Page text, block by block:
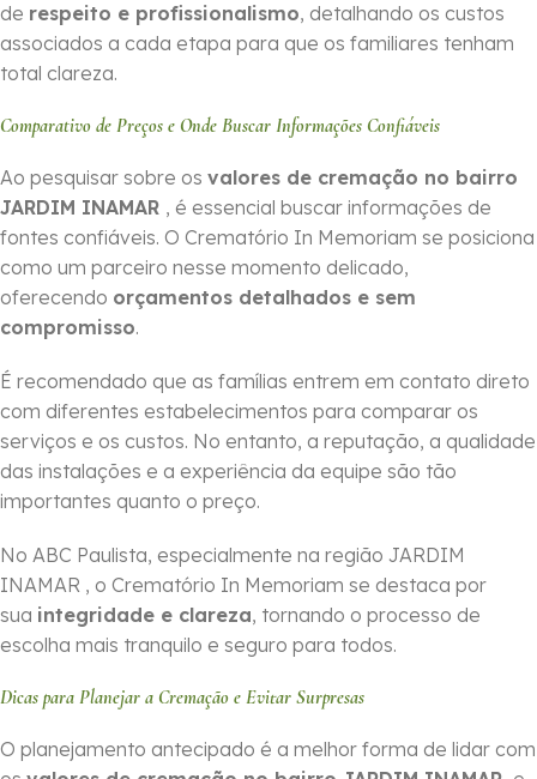
de respeito e profissionalismo, detalhando os custos
associados a cada etapa para que os familiares tenham
total clareza.
Comparativo de Preços e Onde Buscar Informações Confiáveis
Ao pesquisar sobre os valores de cremação no bairro
JARDIM INAMAR , é essencial buscar informações de
fontes confiáveis. O Crematório In Memoriam se posiciona
como um parceiro nesse momento delicado,
oferecendo orçamentos detalhados e sem
compromisso.
É recomendado que as famílias entrem em contato direto
com diferentes estabelecimentos para comparar os
serviços e os custos. No entanto, a reputação, a qualidade
das instalações e a experiência da equipe são tão
importantes quanto o preço.
No ABC Paulista, especialmente na região JARDIM
INAMAR , o Crematório In Memoriam se destaca por
sua integridade e clareza, tornando o processo de
escolha mais tranquilo e seguro para todos.
Dicas para Planejar a Cremação e Evitar Surpresas
O planejamento antecipado é a melhor forma de lidar com